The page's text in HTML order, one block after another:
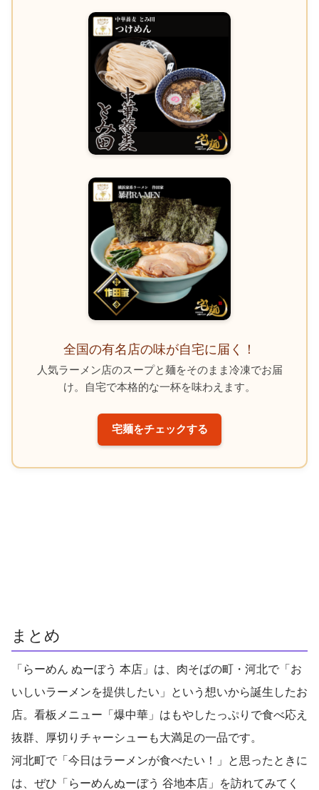
全国の有名店の味が自宅に届く！
人気ラーメン店のスープと麺をそのまま冷凍でお届
け。自宅で本格的な一杯を味わえます。
宅麺をチェックする
まとめ
「らーめん ぬーぼう 本店」は、肉そばの町・河北で「お
いしいラーメンを提供したい」という想いから誕生したお
店。看板メニュー「爆中華」はもやしたっぷりで食べ応え
抜群、厚切りチャーシューも大満足の一品です。
河北町で「今日はラーメンが食べたい！」と思ったときに
は、ぜひ「らーめんぬーぼう 谷地本店」を訪れてみてく